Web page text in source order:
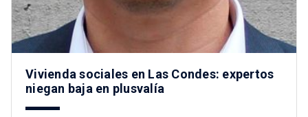
Vivienda sociales en Las Condes: expertos
niegan baja en plusvalía